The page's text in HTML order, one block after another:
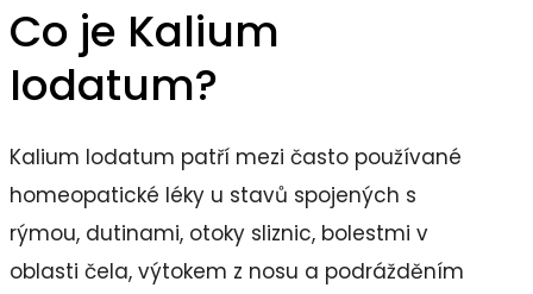
Co je Kalium
Iodatum?
Kalium Iodatum patří mezi často používané
homeopatické léky u stavů spojených s
rýmou, dutinami, otoky sliznic, bolestmi v
oblasti čela, výtokem z nosu a podrážděním